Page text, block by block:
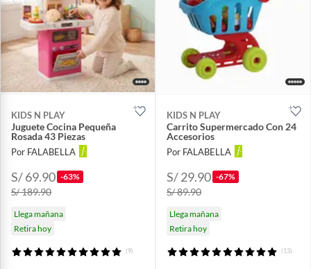
KIDS N PLAY
Juguete Cocina Pequeña
Rosada 43 Piezas
Por FALABELLA
S/ 69.90 -63%
S/ 189.90
Llega mañana
Retira hoy
(9)
KIDS N PLAY
Carrito Supermercado Con 24
Accesorios
Por FALABELLA
S/ 29.90 -67%
S/ 89.90
Llega mañana
Retira hoy
(13)